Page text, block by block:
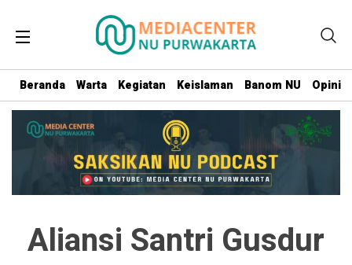
Beranda Warta Kegiatan Keislaman Banom NU Opini
Aliansi Santri Gusdur